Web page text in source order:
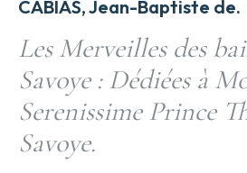
CABIAS, Jean-Baptiste de.
Les Merveilles des
Savoye : Dédiées à
Serenissime Prince
Savoye.